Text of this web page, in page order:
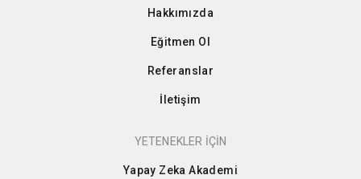
Hakkımızda
Eğitmen Ol
Referanslar
İletişim
YETENEKLER İÇİN
Yapay Zeka Akademi